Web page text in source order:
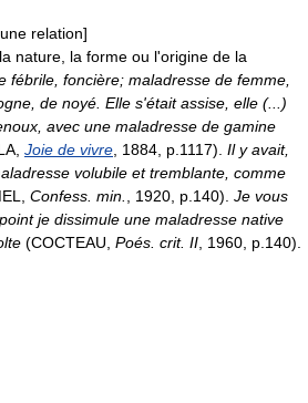
relation]
nature, la forme ou l'origine de la
fébrile, foncière; maladresse de femme,
de noyé. Elle s'était assise, elle (...)
avec une maladresse de gamine
Joie de vivre , 1884, p.1117). Il y avait,
volubile et tremblante, comme
Confess. min. , 1920, p.140). Je vous
je dissimule une maladresse native
(COCTEAU, Poés. crit. II , 1960, p.140).